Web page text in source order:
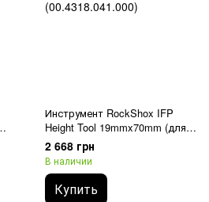
Инструмент RockShox IFP
Height Tool 19mmx70mm (для
настройки IFP Height) -
SIDLuxe A1+ (2020+)
(00.4318.041.000)
2 668 грн
В наличии
Купить